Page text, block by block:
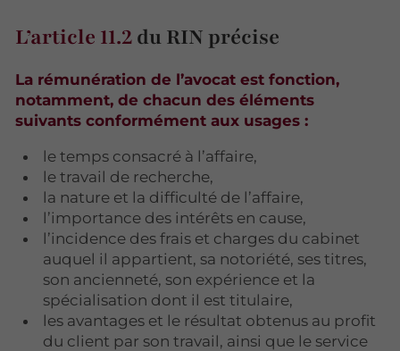
L’article 11.2du RIN précise
La rémunération de l’avocat est fonction,
notamment, de chacun des éléments
suivants conformément aux usages :
le temps consacré à l’affaire,
le travail de recherche,
la nature et la difficulté de l’affaire,
l’importance des intérêts en cause,
l’incidence des frais et charges du cabinet
auquel il appartient, sa notoriété, ses titres,
son ancienneté, son expérience et la
spécialisation dont il est titulaire,
les avantages et le résultat obtenus au profit
du client par son travail, ainsi que le service